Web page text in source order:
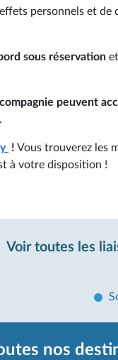
personnels et de
sous réservation
peuvent
! Vous trouverez les
à votre disposition !
Voir toutes les
nos